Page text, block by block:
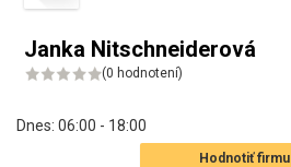
Janka Nitschneiderová
(0 hodnotení)
Dnes: 06:00 - 18:00
Hodnotiť firmu